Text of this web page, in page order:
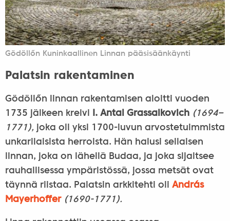
Gödöllőn Kuninkaallinen Linnan pääsisäänkäynti
Palatsin rakentaminen
Gödöllőn linnan rakentamisen aloitti vuoden
1735 jälkeen kreivi
I. Antal Grassalkovich (1694–
1771),joka oli yksi 1700-luvun arvostetuimmista
unkarilaisista herroista. Hän halusi sellaisen
linnan, joka on lähellä Budaa, ja joka sijaitsee
rauhallisessa ympäristössä, jossa metsät ovat
täynnä riistaa. Palatsin arkkitehti oli András
Mayerhoffer (1690-1771).